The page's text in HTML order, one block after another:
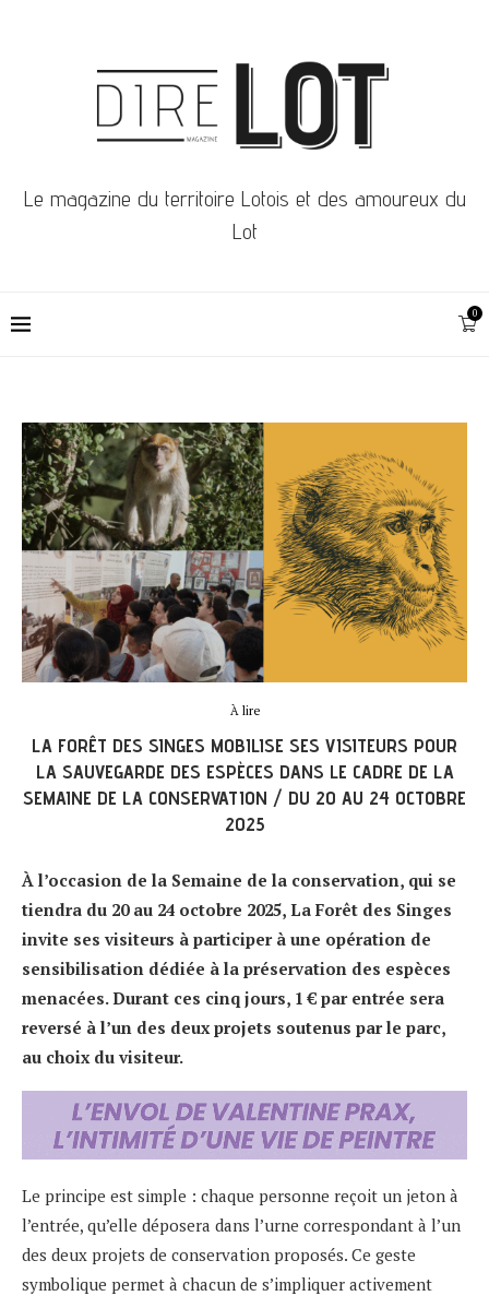
Le magazine du territoire Lotois et des amoureux du
Lot
0
À lire
LA FORÊT DES SINGES MOBILISE SES VISITEURS POUR
LA SAUVEGARDE DES ESPÈCES DANS LE CADRE DE LA
SEMAINE DE LA CONSERVATION / DU 20 AU 24 OCTOBRE
2025
À l’occasion de la Semaine de la conservation, qui se
tiendra du 20 au 24 octobre 2025, La Forêt des Singes
invite ses visiteurs à participer à une opération de
sensibilisation dédiée à la préservation des espèces
menacées. Durant ces cinq jours, 1 € par entrée sera
reversé à l’un des deux projets soutenus par le parc,
au choix du visiteur.
Le principe est simple : chaque personne reçoit un jeton à
l’entrée, qu’elle déposera dans l’urne correspondant à l’un
des deux projets de conservation proposés. Ce geste
symbolique permet à chacun de s’impliquer activement